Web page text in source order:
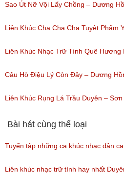
Sao Út Nỡ Vội Lấy Chồng – Dương
nghe: 80)
Liên Khúc Cha Cha Cha Tuyệt Phẩm
Hồng Loan
(Lượt nghe: 119)
Liên Khúc Nhạc Trữ Tình Quê Hương
Khúc Trữ Tình Dương Hồng Loan
(Lượt nghe: 67)
Câu Hò Điệu Lý Còn Đây – Dương
Liên Khúc Rụng Lá Trầu Duyên –
Trần Nhật Quang
(Lượt nghe: 74)
Bài hát cùng thể loại
Tuyển tập những ca khúc nhạc dân
(Lượt nghe: 277)
Liên khúc nhạc trữ tình hay nhất